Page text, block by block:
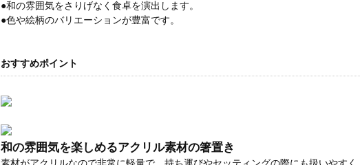
●和の雰囲気をさりげなく食卓を演出します。
●色や絵柄のバリエーションが豊富です。
おすすめポイント
和の雰囲気を楽しめるアクリル素材の箸置き